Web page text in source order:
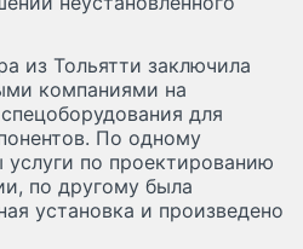
из Тольятти заключила
компаниями на
для
По одному
по проектированию
по другому была
установка и произведено